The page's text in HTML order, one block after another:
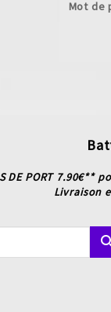
Mot de
DE PORT 7.90€**
Livraison